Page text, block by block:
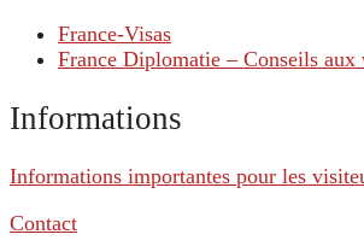
France-Visas
France Diplomatie – Conseils aux
Informations
Informations importantes pour les
Contact